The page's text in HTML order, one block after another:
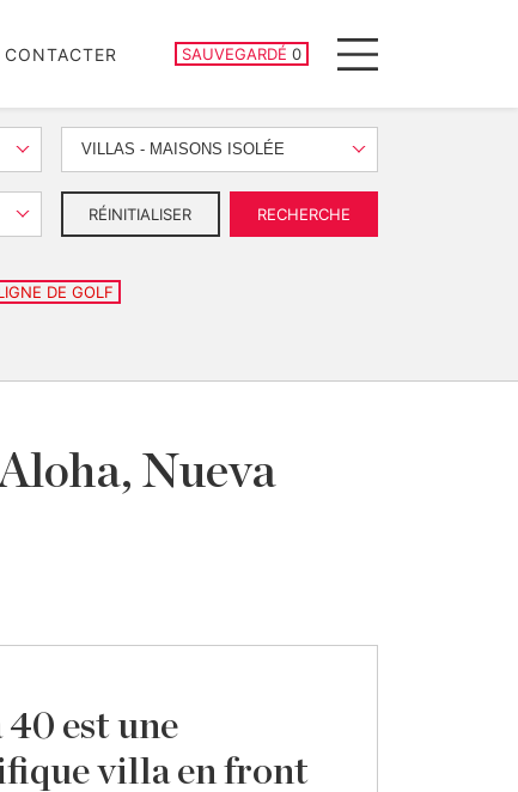
CONTACTER SAUVEGARDÉ 0
PROPRIÉTÉS SAUVEGARDÉES
Menu
VILLAS - MAISONS ISOLÉE
RÉINITIALISER RECHERCHE
DE GOLF
Nueva
est une
villa en front